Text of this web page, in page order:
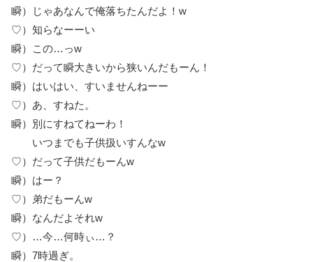
瞬）じゃあなんで俺落ちたんだよ！w
♡）知らなーーい
瞬）この…っw
♡）だって瞬大きいから狭いんだもーん！
瞬）はいはい、すいませんねーー
♡）あ、すねた。
瞬）別にすねてねーわ！
いつまでも子供扱いすんなw
♡）だって子供だもーんw
瞬）はー？
♡）弟だもーんw
瞬）なんだよそれw
♡）…今…何時ぃ…？
瞬）7時過ぎ。